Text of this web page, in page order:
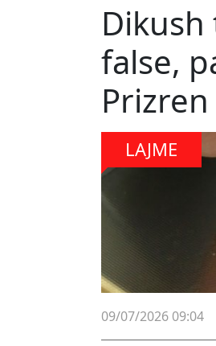
false,
Prizren
LAJME
09/07/2026 09:04